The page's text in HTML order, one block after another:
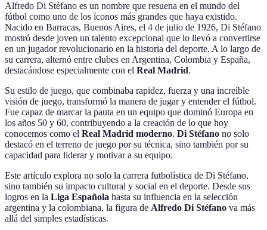
Alfredo Di Stéfano es un nombre que resuena en el mundo del
fútbol como uno de los íconos más grandes que haya existido.
Nacido en Barracas, Buenos Aires, el 4 de julio de 1926, Di Stéfano
mostró desde joven un talento excepcional que lo llevó a convertirse
en un jugador revolucionario en la historia del deporte. A lo largo de
su carrera, alternó entre clubes en Argentina, Colombia y España,
destacándose especialmente con el Real Madrid.
Su estilo de juego, que combinaba rapidez, fuerza y una increíble
visión de juego, transformó la manera de jugar y entender el fútbol.
Fue capaz de marcar la pauta en un equipo que dominó Europa en
los años 50 y 60, contribuyendo a la creación de lo que hoy
conocemos como el Real Madrid moderno. Di Stéfano no solo
destacó en el terreno de juego por su técnica, sino también por su
capacidad para liderar y motivar a su equipo.
Este artículo explora no solo la carrera futbolística de Di Stéfano,
sino también su impacto cultural y social en el deporte. Desde sus
logros en la Liga Española hasta su influencia en la selección
argentina y la colombiana, la figura de Alfredo Di Stéfano va más
allá del simples estadísticas.